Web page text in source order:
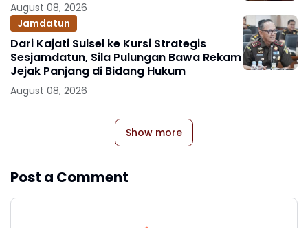
August 08, 2026
Jamdatun
Dari Kajati Sulsel ke Kursi Strategis
Sesjamdatun, Sila Pulungan Bawa Rekam
Jejak Panjang di Bidang Hukum
August 08, 2026
Show more
Post a Comment